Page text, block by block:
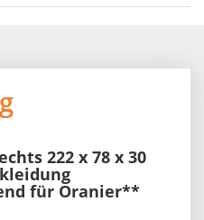
222 x 78 x 30
für Oranier**